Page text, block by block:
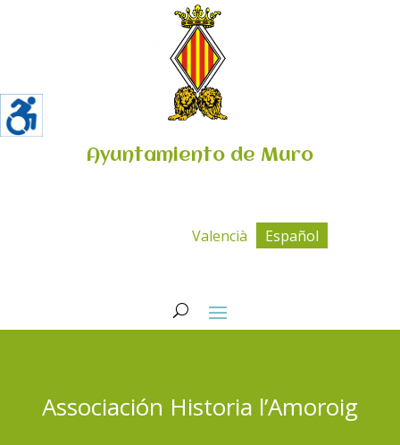
Ayuntamiento de Muro
Valencià Español
Associación Historia l’Amoroig